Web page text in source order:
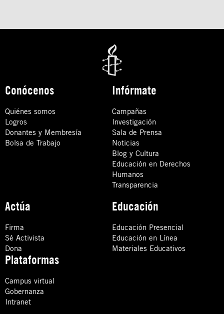
Conócenos
Quiénes somos
Logros
Donantes y Membresía
Bolsa de Trabajo
Infórmate
Campañas
Investigación
Sala de Prensa
Noticias
Blog y Cultura
Educación en Derechos
Humanos
Transparencia
Actúa
Firma
Sé Activista
Dona
Educación
Educación Presencial
Educación en Línea
Materiales Educativos
Plataformas
Campus virtual
Gobernanza
Intranet